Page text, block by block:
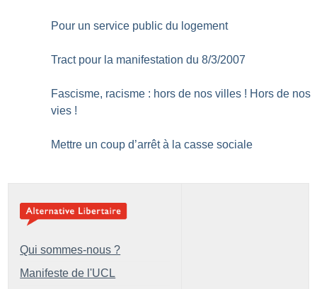
Pour un service public du logement
Tract pour la manifestation du 8/3/2007
Fascisme, racisme : hors de nos villes ! Hors de nos
vies !
Mettre un coup d’arrêt à la casse sociale
Qui sommes-nous ?
Manifeste de l'UCL